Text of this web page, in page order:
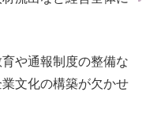
や通報制度の整備な
文化の構築が欠かせ